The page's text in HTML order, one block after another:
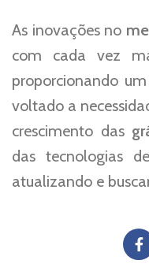
As inovações no
com cada vez
proporcionando
voltado a
crescimento das
das tecnologias
atualizando e